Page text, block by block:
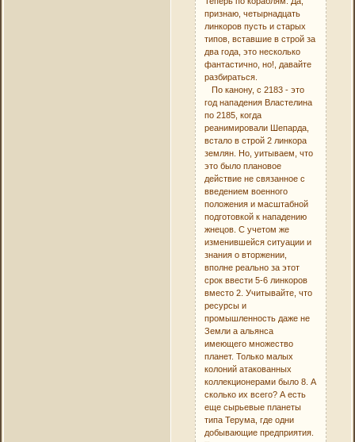
признаю, четырнадцать
линкоров пусть и старых
типов, вставшие в строй за
два года, это несколько
фантастично, но!, давайте
разбираться.
По канону, с 2183 - это
год нападения Властелина
по 2185, когда
реанимировали Шепарда,
встало в строй 2 линкора
землян. Но, уитываем, что
это было плановое
действие не связанное с
введением военного
положения и масштабной
подготовкой к нападению
жнецов. С учетом же
изменившейся ситуации и
знания о вторжении,
вполне реально за этот
срок ввести 5-6 линкоров
вместо 2. Учитывайте, что
ресурсы и
промышленность даже не
Земли а альянса
имеющего множество
планет. Только малых
колоний атакованных
коллекционерами было 8. А
сколько их всего? А есть
еще сырьевые планеты
типа Терума, где одни
добывающие предприятия.